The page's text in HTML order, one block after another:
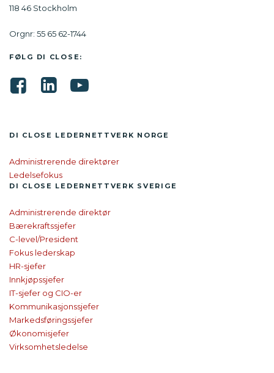
118 46 Stockholm
Orgnr: 55 65 62-1744
FØLG DI CLOSE:
DI CLOSE LEDER­NETTVERK NORGE
Administrerende direktører
Ledelsefokus
DI CLOSE LEDER­NETTVERK SVERIGE
Administrerende direktør
Bærekraftssjefer
C-level/President
Fokus lederskap
HR-sjefer
Innkjøpssjefer
IT-sjefer og CIO-er
Kommunikasjonssjefer
Markedsføringssjefer
Økonomisjefer
Virksomhetsledelse